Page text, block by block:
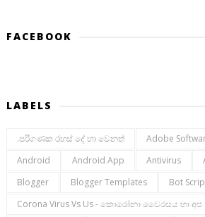
FACEBOOK
LABELS
.පරිගණක රහස් දේ හා වෙනත් Adobe
Android
Android App Antivirus
Blogger
Blogger Templates
Bot
Corona Virus Vs Us - කොරෝනා වෛරසය හා අප